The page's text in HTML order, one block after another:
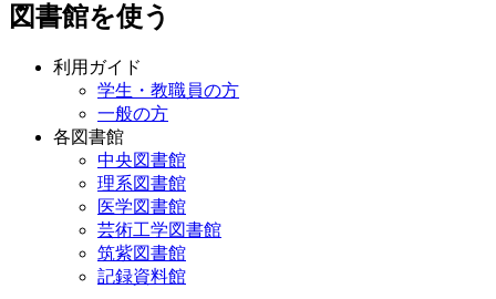
図書館を使う
利用ガイド
学生・教職員の方
一般の方
各図書館
中央図書館
理系図書館
医学図書館
芸術工学図書館
筑紫図書館
記録資料館